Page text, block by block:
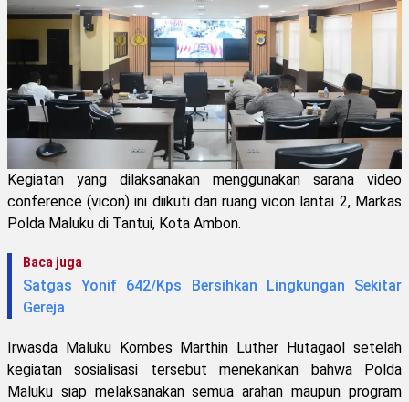
Kegiatan yang dilaksanakan menggunakan sarana video
conference (vicon) ini diikuti dari ruang vicon lantai 2, Markas
Polda Maluku di Tantui, Kota Ambon.
Baca juga
Satgas Yonif 642/Kps Bersihkan Lingkungan Sekitar
Gereja
Irwasda Maluku Kombes Marthin Luther Hutagaol setelah
kegiatan sosialisasi tersebut menekankan bahwa Polda
Maluku siap melaksanakan semua arahan maupun program